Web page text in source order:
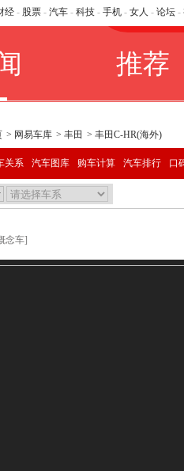
经 - 股票 - 汽车 - 科技 - 手机 - 女人 - 论坛 -
> 网易车库 > 丰田 > 丰田C-HR(海外)
关系 汽车图库 购车计算 汽车排行 口
念车]